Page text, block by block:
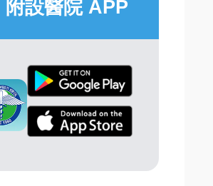
附設醫院 APP